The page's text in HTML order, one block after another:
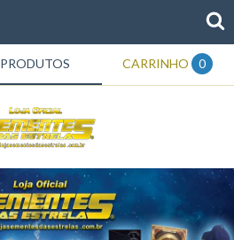
PRODUTOS CARRINHO 0